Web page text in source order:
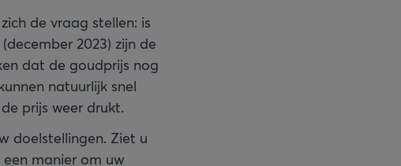
de vraag stellen: is
2023) zijn de
dat de goudprijs nog
natuurlijk snel
prijs weer drukt.
doelstellingen. Ziet u
manier om uw